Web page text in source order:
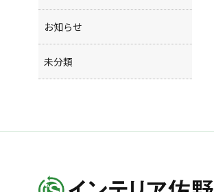
お知らせ
未分類